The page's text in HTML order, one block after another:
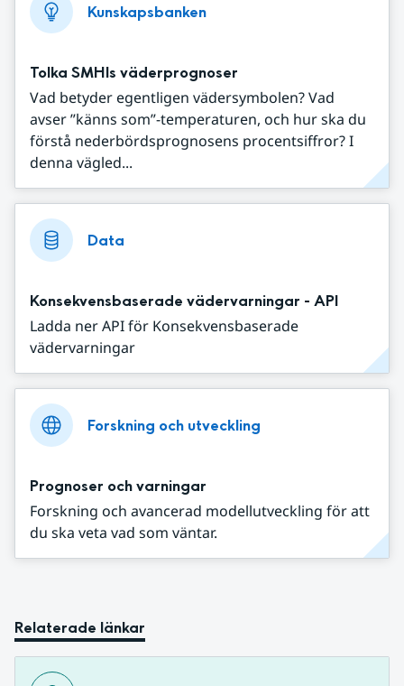
Kunskapsbanken
Tolka SMHIs väderprognoser
Vad betyder egentligen vädersymbolen? Vad
avser ”känns som”-temperaturen, och hur ska du
förstå nederbördsprognosens procentsiffror? I
denna vägled...
Data
Konsekvensbaserade vädervarningar - API
Ladda ner API för Konsekvensbaserade
vädervarningar
Forskning och utveckling
Prognoser och varningar
Forskning och avancerad modellutveckling för att
du ska veta vad som väntar.
Relaterade länkar